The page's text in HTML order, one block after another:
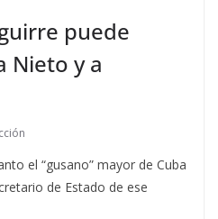
puede
Nieto y a
el “gusano” mayor de Cuba
de Estado de ese